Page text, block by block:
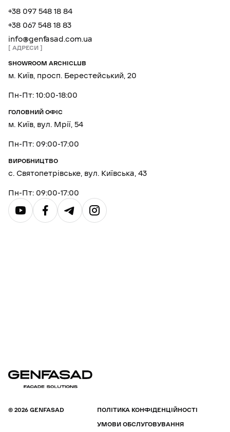
+38 097 548 18 84
+38 067 548 18 83
info@genfasad.com.ua
АДРЕСИ
SHOWROOM ARCHICLUB
м. Київ, просп. Берестейський, 20
Пн-Пт: 10:00-18:00
ГОЛОВНИЙ ОФІС
м. Київ, вул. Мрії, 54
Пн-Пт: 09:00-17:00
ВИРОБНИЦТВО
с. Святопетрівське, вул. Київська, 43
Пн-Пт: 09:00-17:00
© 2026 GENFASAD
ПОЛІТИКА КОНФІДЕНЦІЙНОСТІ
УМОВИ ОБСЛУГОВУВАННЯ